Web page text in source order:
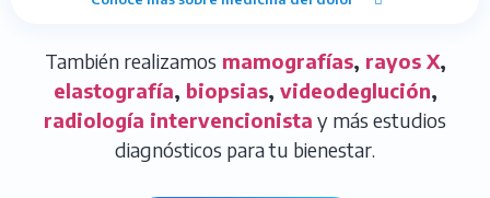
También realizamos mamografías, rayos X,
elastografía, biopsias, videodeglución,
radiología intervencionista y más estudios
diagnósticos para tu bienestar.